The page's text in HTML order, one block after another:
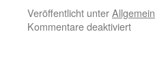
Veröffentlicht unterAllgemein
Kommentare deaktiviertfür